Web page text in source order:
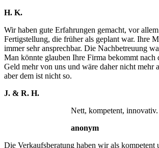
H. K.
Wir haben gute Erfahrungen gemacht, vor
Fertigstellung, die früher als geplant war. Ihre
immer sehr ansprechbar. Die Nachbetreuung
Man könnte glauben Ihre Firma bekommt nach
Geld mehr von uns und wäre daher nicht mehr
aber dem ist nicht so.
J. & R. H.
Nett, kompetent, innovativ.
anonym
Die Verkaufsberatung haben wir als kompetent